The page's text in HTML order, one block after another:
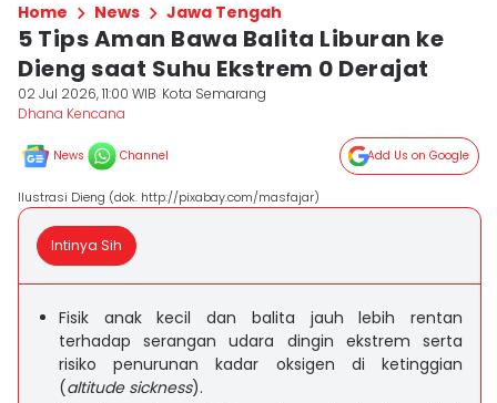
Home News Jawa Tengah
5 Tips Aman Bawa Balita Liburan ke
Dieng saat Suhu Ekstrem 0 Derajat
02 Jul 2026, 11:00 WIB Kota Semarang
Dhana Kencana
News Channel Add Us on Google
Ilustrasi Dieng (dok. http://pixabay.com/masfajar)
Intinya Sih
Fisik anak kecil dan balita jauh lebih rentan
terhadap serangan udara dingin ekstrem serta
risiko penurunan kadar oksigen di ketinggian
(altitude sickness).